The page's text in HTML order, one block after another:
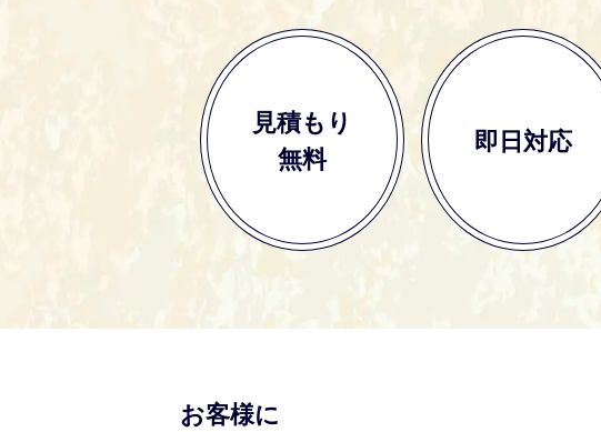
見積もり
無料
即日対応
お客様に